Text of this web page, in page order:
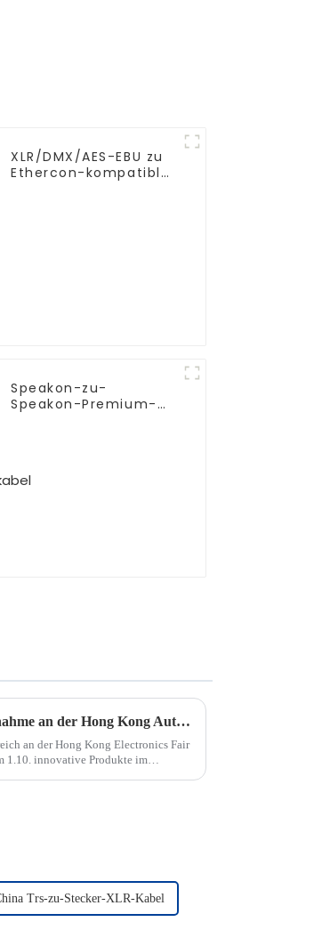
XLR/DMX/AES-EBU zu
Ethercon-kompatibler
Speakon-zu-
Speakon-Premium-
NingBo JingYi Electronic Co., Ltd.: Teilnahme an der Hong Kong Autumn Electronics Show
an der Hong Kong Electronics Fair
1.10. innovative Produkte im
Trs-zu-Stecker-XLR-Kabel